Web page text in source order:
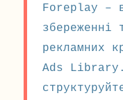
Foreplay –
збереженні
рекламних
Ads Library.